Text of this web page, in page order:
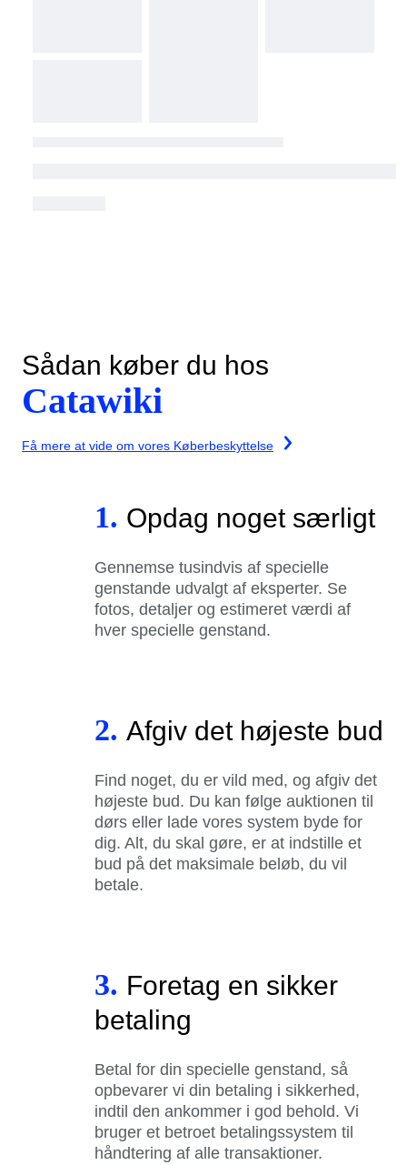
Sådan køber du hos
Catawiki
Få mere at vide om vores Køberbeskyttelse
1. Opdag noget særligt
Gennemse tusindvis af specielle
genstande udvalgt af eksperter. Se
fotos, detaljer og estimeret værdi af
hver specielle genstand.
2. Afgiv det højeste bud
Find noget, du er vild med, og afgiv det
højeste bud. Du kan følge auktionen til
dørs eller lade vores system byde for
dig. Alt, du skal gøre, er at indstille et
bud på det maksimale beløb, du vil
betale.
3. Foretag en sikker
betaling
Betal for din specielle genstand, så
opbevarer vi din betaling i sikkerhed,
indtil den ankommer i god behold. Vi
bruger et betroet betalingssystem til
håndtering af alle transaktioner.